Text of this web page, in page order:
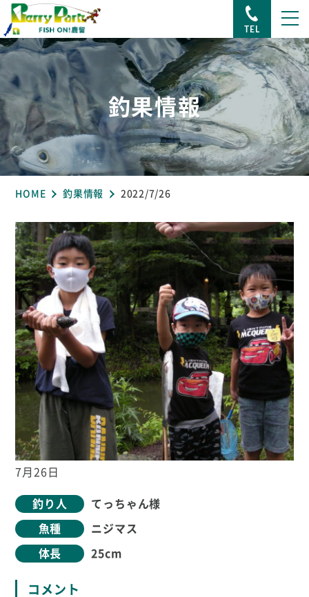
TEL
釣果情報
HOME 釣果情報 2022/7/26
7月26日
釣り人 てっちゃん様
魚種 ニジマス
体長 25cm
コメント